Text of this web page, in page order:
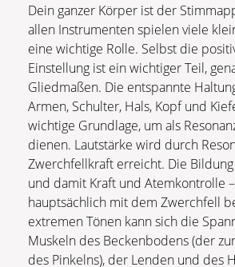
Dein ganzer Körper ist der
allen Instrumenten spielen viele
eine wichtige Rolle. Selbst die
Einstellung ist ein wichtiger Teil,
Gliedmaßen. Die entspannte
Armen, Schulter, Hals, Kopf und
wichtige Grundlage, um als
dienen. Lautstärke wird durch
Zwerchfellkraft erreicht. Die Bildung
und damit Kraft und Atemkontrolle
hauptsächlich mit dem Zwerchfell
extremen Tönen kann sich die
Muskeln des Beckenbodens (der
des Pinkelns), der Lenden und des